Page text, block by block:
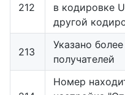
212
в кодировке
другой
213
Указано
получателей
Номер